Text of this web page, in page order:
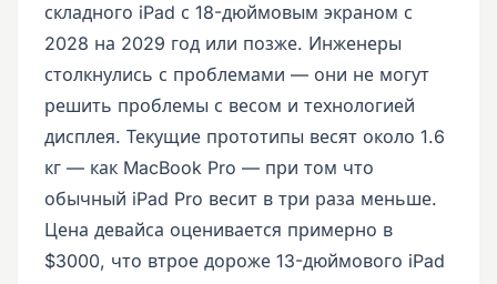
складного iPad с 18-дюймовым экраном с
2028 на 2029 год или позже. Инженеры
столкнулись с проблемами — они не могут
решить проблемы с весом и технологией
дисплея. Текущие прототипы весят около 1.6
кг — как MacBook Pro — при том что
обычный iPad Pro весит в три раза меньше.
Цена девайса оценивается примерно в
$3000, что втрое дороже 13-дюймового iPad